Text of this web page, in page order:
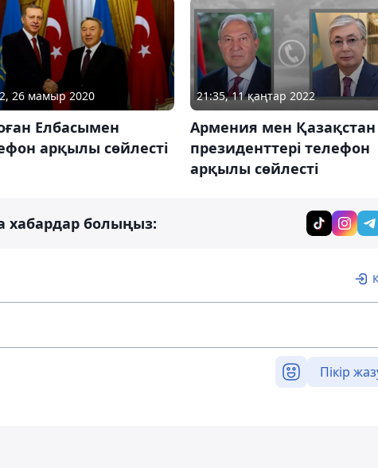
26 мамыр 2020
Елбасымен
арқылы сөйлесті
21:35, 11 қаңтар 2022
Армения мен Қазақстан
президенттері телефон
арқылы сөйлесті
хабардар болыңыз:
Пікір